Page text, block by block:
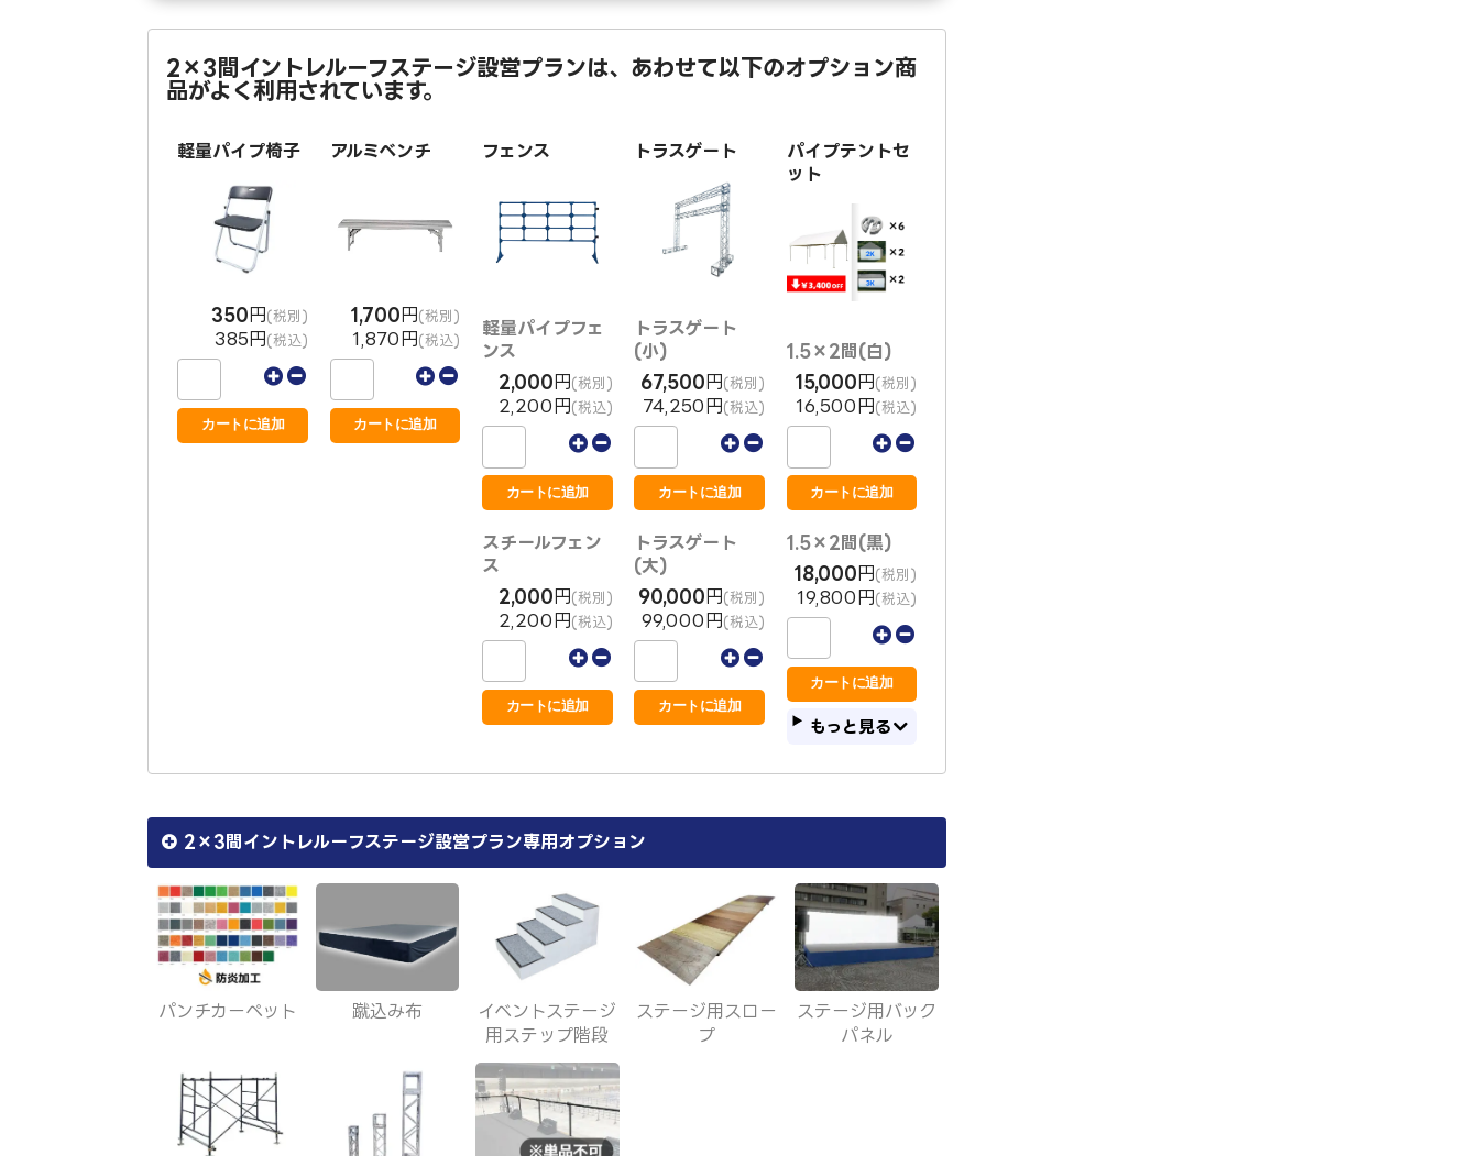
2×3間イントレルーフステージ設営プランは、あわせて以下のオプション商
品がよく利用されています。
軽量パイプ椅子
350 円 (税別)
385円 (税込)
アルミベンチ
1,700 円 (税別)
1,870円 (税込)
フェンス
軽量パイプフェ
ンス
2,000 円 (税別)
2,200円 (税込)
スチールフェン
ス
2,000 円 (税別)
2,200円 (税込)
トラスゲート
トラスゲート
(小)
67,500 円 (税別)
74,250円 (税込)
トラスゲート
(大)
90,000 円 (税別)
99,000円 (税込)
パイプテントセ
ット
1.5×2間(白)
15,000 円 (税別)
16,500円 (税込)
1.5×2間(黒)
18,000 円 (税別)
19,800円 (税込)
もっと見る
2×3間イントレルーフステージ設営プラン専用オプション
パンチカーペット 蹴込み布
イベントステージ
用ステップ階段
ステージ用スロー
プ
ステージ用バック
パネル